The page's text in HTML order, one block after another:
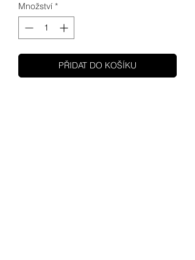
Množství *
PŘIDAT DO KOŠÍKU